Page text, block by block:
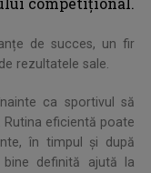
de succes, un fir
rezultatele sale.
ca sportivul să
Rutina eficientă poate
în timpul și după
definită ajută la